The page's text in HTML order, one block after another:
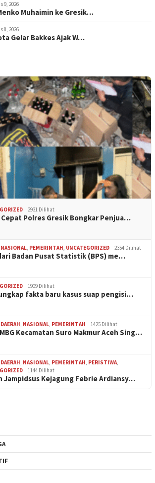
9, 2026
Muhaimin ke Gresik…
8, 2026
Gelar Bakkes Ajak W…
2931 Dilihat
Cepat Polres Gresik Bongkar Penjua…
NASIONAL, PEMERINTAH, UNCATEGORIZED 2354 Dilihat
Badan Pusat Statistik (BPS) me…
1909 Dilihat
fakta baru kasus suap pengisi…
DAERAH, NASIONAL, PEMERINTAH 1425 Dilihat
Kecamatan Suro Makmur Aceh Sing…
DAERAH, NASIONAL, PEMERINTAH, PERISTIWA,
1144 Dilihat
Jampidsus Kejagung Febrie Ardiansy…